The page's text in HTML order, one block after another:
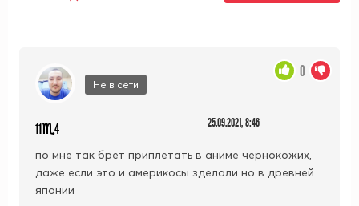
Не в сети
11♏4 25.09.2021, 8:46
по мне так брет приплетать в аниме чернокожих,
даже если это и америкосы зделали но в древней
японии
0